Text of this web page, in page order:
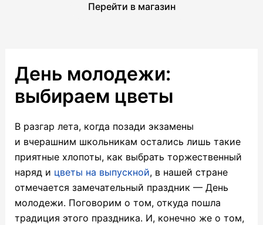
Перейти в магазин
День молодежи:
выбираем цветы
В разгар лета, когда позади экзамены
и вчерашним школьникам остались лишь такие
приятные хлопоты, как выбрать торжественный
наряд и цветы на выпускной, в нашей стране
отмечается замечательный праздник — День
молодежи. Поговорим о том, откуда пошла
традиция этого праздника. И, конечно же о том,